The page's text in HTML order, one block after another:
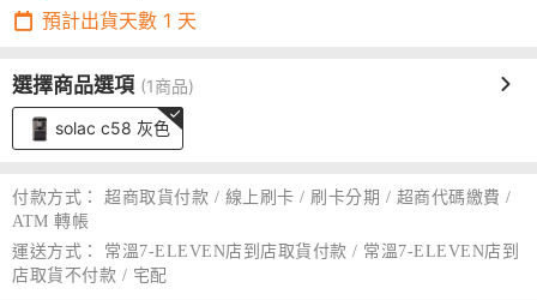
預計出貨天數 1 天
選擇商品選項 (1商品)
solac c58 灰色
付款方式：
超商取貨付款 / 線上刷卡 / 刷卡分期 / 超商代碼繳費 /
ATM 轉帳
運送方式：
常溫7-ELEVEN店到店取貨付款 / 常溫7-ELEVEN店到
店取貨不付款 / 宅配